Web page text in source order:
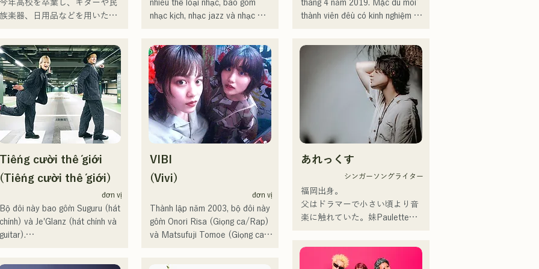
今年高校を卒業し、ギターや民
族楽器、日用品などを用いた、
作に励む。枠に収まりきれな
マルチな表現スタイルを確立
るため、日々探求を続けてい
る。現在はSNSを中心に、自身
表現を発信中。
Tiếng cười thế giới
(Tiếng cười thế giới)
đơn vị
Bộ đôi này bao gồm Suguru (hát
chính) và Je'Glanz (hát chính và
guitar).
nhiều thể loại nhạc, bao gồm
nhạc kịch, nhạc jazz và nhạc
Cô đã xuất hiện trên nhiều
phương tiện truyền thông, chủ
yếu tại quê nhà Fukuoka và
Kyushu, và cũng tham gia vào
nhiều bài hát và phim quảng cáo
của các công ty.
Từ năm 2014 đến năm 2017, cô
trong nhiều lĩnh vực, bao gồm
sáng tác bài hát cho quảng cáo
trong chương trình "MUSIC
FAIR" của Fuji TV, và xuất hiện
trong các vở nhạc kịch rock.
Fukuoka, nơi cô không chỉ làm
VIBI
(Vivi)
đơn vị
Thành lập năm 2003, bộ đôi này
gồm Onori Risa (Giọng ca/Rap)
và Matsufuji Tomoe (Giọng ca).
tháng 4 năm 2019. Mặc dù mỗi
thành viên đều có kinh nghiệm và
định thành lập một ban nhạc với
những mục tiêu âm nhạc mới.
Giọng hát trong trẻo và những
bài hát với ca từ gần gũi, giai
điệu hoài niệm của CHiKa đã
nhận được sự ủng hộ từ nhiều
thế hệ. Cá tính riêng của từng
trợ âm nhạc, và âm thanh nhẹ
nhàng, ấm áp.
Hiện tại, họ biểu diễn tại các địa
điểm nhạc sống và sự kiện ngoài
trời, chủ yếu ở Fukuoka, và cũng
あれっくす
シンガーソングライター
福岡出身。
父はドラマーで小さい頃より音
楽に触れていた。妹Pauletteも
クファミリー。